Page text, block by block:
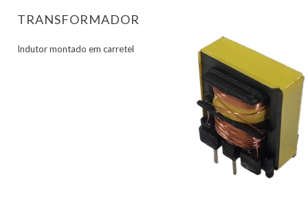
TRANSFORMADOR
Indutor montado em carretel